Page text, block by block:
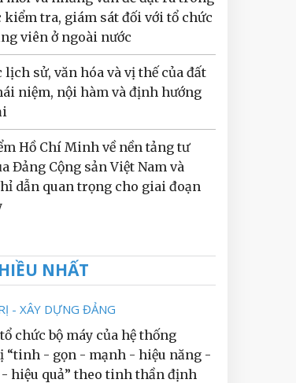
kiểm tra, giám sát đối với tổ chức
viên ở ngoài nước
lịch sử, văn hóa và vị thế của đất
niệm, nội hàm và định hướng
Hồ Chí Minh về nền tảng tư
Đảng Cộng sản Việt Nam và
dẫn quan trọng cho giai đoạn
NHẤT
- XÂY DỰNG ĐẢNG
chức bộ máy của hệ thống
“tinh - gọn - mạnh - hiệu năng -
hiệu quả” theo tinh thần định